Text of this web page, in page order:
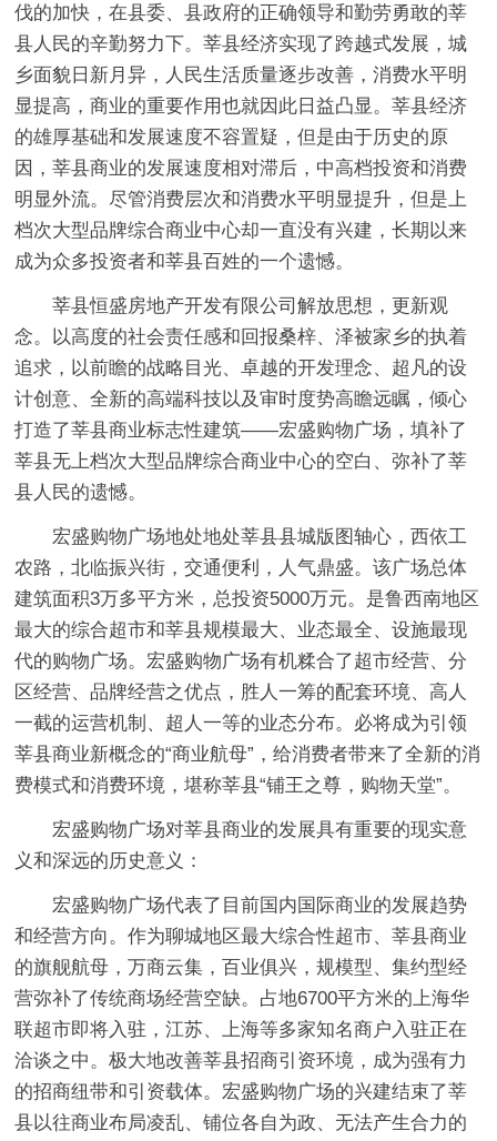
伐的加快，在县委、县政府的正确领导和勤劳勇敢的莘
县人民的辛勤努力下。莘县经济实现了跨越式发展，城
乡面貌日新月异，人民生活质量逐步改善，消费水平明
显提高，商业的重要作用也就因此日益凸显。莘县经济
的雄厚基础和发展速度不容置疑，但是由于历史的原
因，莘县商业的发展速度相对滞后，中高档投资和消费
明显外流。尽管消费层次和消费水平明显提升，但是上
档次大型品牌综合商业中心却一直没有兴建，长期以来
成为众多投资者和莘县百姓的一个遗憾。
莘县恒盛房地产开发有限公司解放思想，更新观
念。以高度的社会责任感和回报桑梓、泽被家乡的执着
追求，以前瞻的战略目光、卓越的开发理念、超凡的设
计创意、全新的高端科技以及审时度势高瞻远瞩，倾心
打造了莘县商业标志性建筑——宏盛购物广场，填补了
莘县无上档次大型品牌综合商业中心的空白、弥补了莘
县人民的遗憾。
宏盛购物广场地处地处莘县县城版图轴心，西依工
农路，北临振兴街，交通便利，人气鼎盛。该广场总体
建筑面积3万多平方米，总投资5000万元。是鲁西南地区
最大的综合超市和莘县规模最大、业态最全、设施最现
代的购物广场。宏盛购物广场有机糅合了超市经营、分
区经营、品牌经营之优点，胜人一筹的配套环境、高人
一截的运营机制、超人一等的业态分布。必将成为引领
莘县商业新概念的“商业航母”，给消费者带来了全新的消
费模式和消费环境，堪称莘县“铺王之尊，购物天堂”。
宏盛购物广场对莘县商业的发展具有重要的现实意
义和深远的历史意义：
宏盛购物广场代表了目前国内国际商业的发展趋势
和经营方向。作为聊城地区最大综合性超市、莘县商业
的旗舰航母，万商云集，百业俱兴，规模型、集约型经
营弥补了传统商场经营空缺。占地6700平方米的上海华
联超市即将入驻，江苏、上海等多家知名商户入驻正在
洽谈之中。极大地改善莘县招商引资环境，成为强有力
的招商纽带和引资载体。宏盛购物广场的兴建结束了莘
县以往商业布局凌乱、铺位各自为政、无法产生合力的